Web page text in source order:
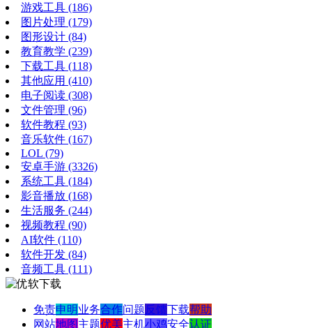
游戏工具 (186)
图片处理 (179)
图形设计 (84)
教育教学 (239)
下载工具 (118)
其他应用 (410)
电子阅读 (308)
文件管理 (96)
软件教程 (93)
音乐软件 (167)
LOL (79)
安卓手游 (3326)
系统工具 (184)
影音播放 (168)
生活服务 (244)
视频教程 (90)
AI软件 (110)
软件开发 (84)
音频工具 (111)
免责申明业务合作问题反馈下载帮助
网站地图 主题优美主机小鸡安全认证